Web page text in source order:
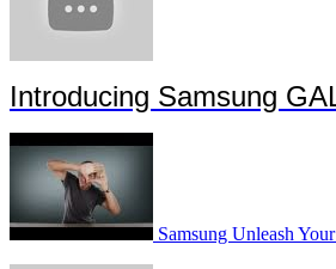
Introducing Samsung
Samsung Unleash